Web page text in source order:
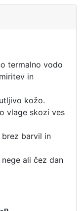
termalno vodo
in
kožo.
vlage skozi ves
brez barvil in
ali čez dan